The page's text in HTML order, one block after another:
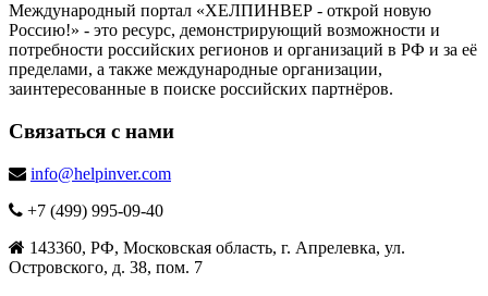
Международный портал «ХЕЛПИНВЕР - открой новую
Россию!» - это ресурс, демонстрирующий возможности и
потребности российских регионов и организаций в РФ и за её
пределами, а также международные организации,
заинтересованные в поиске российских партнёров.
Связаться с нами
info@helpinver.com
+7 (499) 995-09-40
143360, РФ, Московская область, г. Апрелевка, ул.
Островского, д. 38, пом. 7